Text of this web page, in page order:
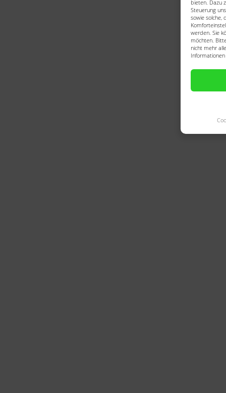
bieten. Dazu
Steuerung
sowie solche,
werden. Sie
möchten.
nicht mehr